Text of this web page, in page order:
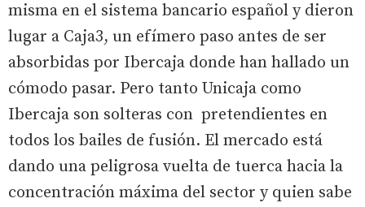
misma en el sistema bancario español y dieron
lugar a Caja3, un efímero paso antes de ser
absorbidas por Ibercaja donde han hallado un
cómodo pasar. Pero tanto Unicaja como
Ibercaja son solteras con pretendientes en
todos los bailes de fusión. El mercado está
dando una peligrosa vuelta de tuerca hacia la
concentración máxima del sector y quien sabe